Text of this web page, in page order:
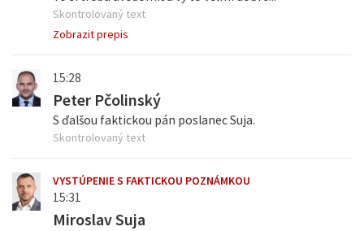
Skontrolovaný text
Zobrazit prepis
15:28
Peter Pčolinský
S ďalšou faktickou pán poslanec Suja.
Skontrolovaný text
VYSTÚPENIE S FAKTICKOU POZNÁMKOU
15:31
Miroslav Suja